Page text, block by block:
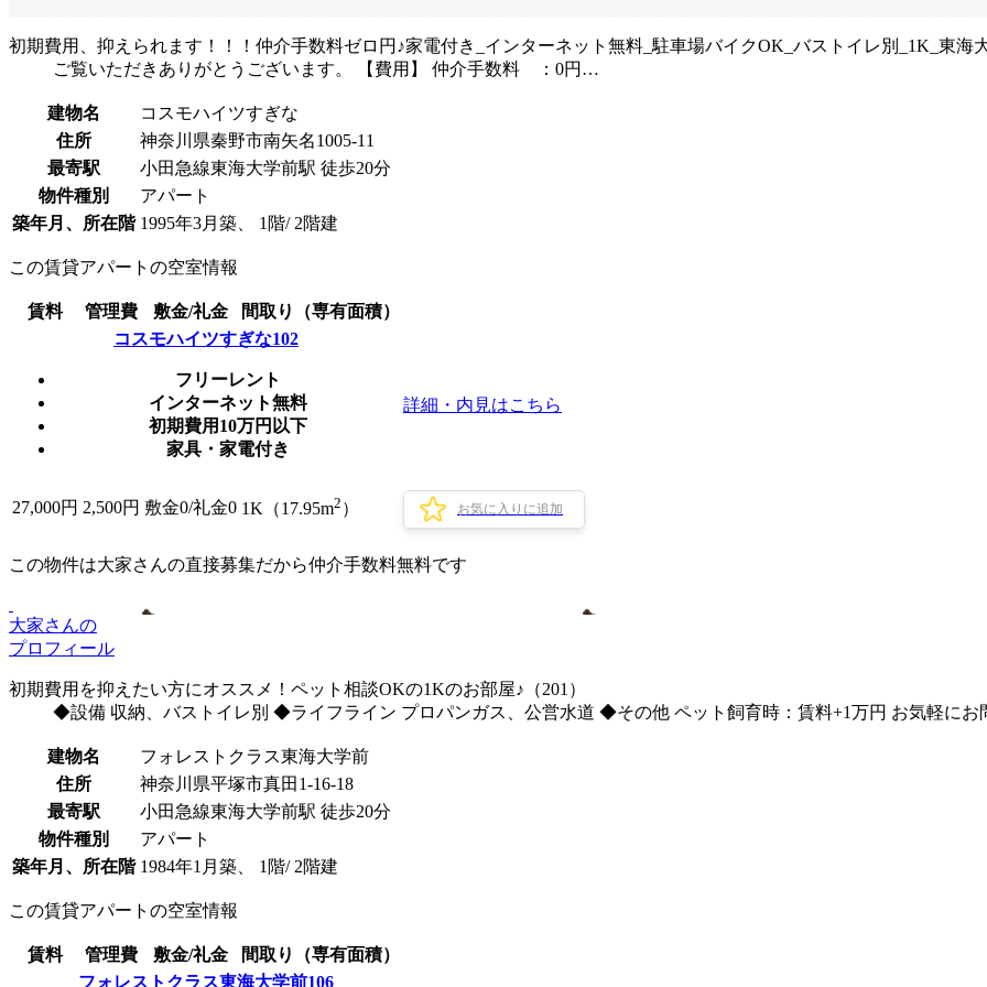
初期費用、抑えられます！！！仲介手数料ゼロ円♪家電付き_インターネット無料_駐車場バイクOK_バストイレ別_1K_東海
ご覧いただきありがとうございます。 【費用】 仲介手数料 ：0円…
建物名
コスモハイツすぎな
住所
神奈川県秦野市南矢名1005-11
最寄駅
小田急線東海大学前駅 徒歩20分
物件種別
アパート
築年月、所在階 1995年3月築、 1階/ 2階建
この賃貸アパートの空室情報
賃料 管理費 敷金/礼金
間取り（専有面積）
コスモハイツすぎな102
フリーレント
インターネット無料
初期費用10万円以下
家具・家電付き
詳細・内見はこちら
27,000円 2,500円 敷金0/礼金0 1K（17.95m2 ） お気に入りに追加
この物件は大家さんの直接募集だから仲介手数料無料です
大家さんの
プロフィール
初期費用を抑えたい方にオススメ！ペット相談OKの1Kのお部屋♪（201）
◆設備 収納、バストイレ別 ◆ライフライン プロパンガス、公営水道 ◆その他 ペット飼育時：賃料+1万円 お気軽に
建物名
フォレストクラス東海大学前
住所
神奈川県平塚市真田1-16-18
最寄駅
小田急線東海大学前駅 徒歩20分
物件種別
アパート
築年月、所在階 1984年1月築、 1階/ 2階建
この賃貸アパートの空室情報
賃料 管理費 敷金/礼金
間取り（専有面積）
フォレストクラス東海大学前106